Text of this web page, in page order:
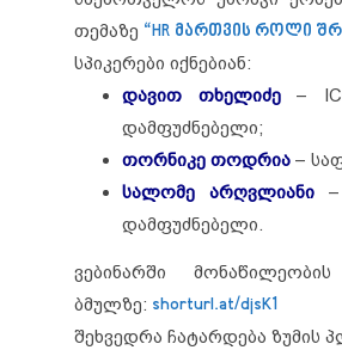
თემაზე “HR მართვის როლი
სპიკერები იქნებიან:
დავით თხელიძე–
დამფუძნებელი;
თორნიკე თოდრია –
სალომე არღვლიანი –
დამფუძნებელი.
ვებინარში
ბმულზე: shorturl.at/djsK1
შეხვედრა ჩატარდება ზუმის